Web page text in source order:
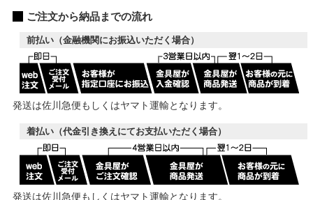
ご注文から納品までの流れ
前払い（金融機関にお振込いただく場合）
発送は佐川急便もしくはヤマト運輸となります。
着払い（代金引き換えにてお支払いただく場合）
発送は佐川急便もしくはヤマト運輸となります。